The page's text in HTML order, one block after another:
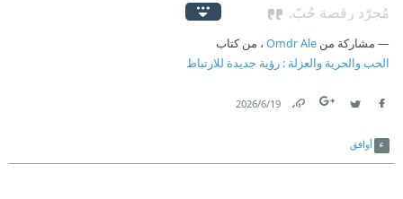
مُجرّد رقصة حُبّ.
مشاركة من Omdr Ale ، من كتاب
الحب والحرية والعزلة : رؤية جديدة للارتباط
19‏/6‏/2026
أوافق